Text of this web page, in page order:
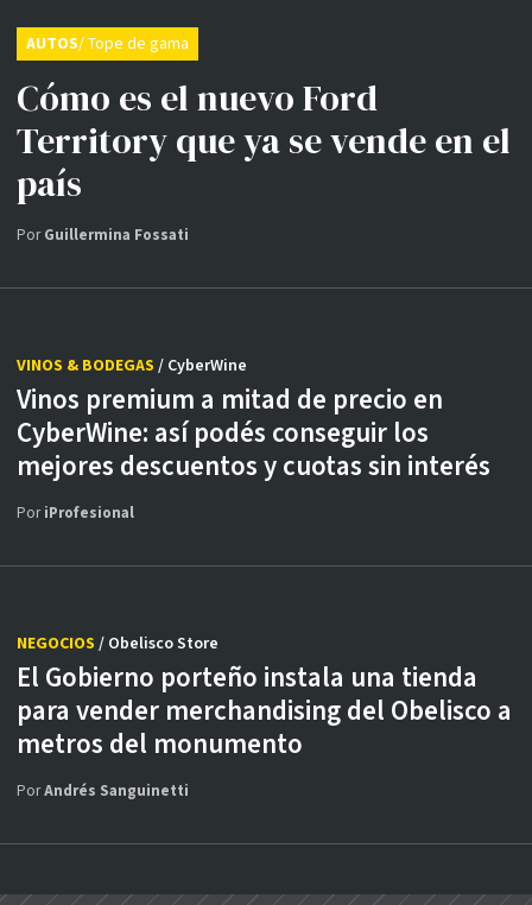
Cómo es el nuevo Ford
Territory que ya se vende en el
país
AUTOS/ Tope de gama
PorGuillermina Fossati
Vinos premium a mitad de precio en
CyberWine: así podés conseguir los
mejores descuentos y cuotas sin interés
VINOS & BODEGAS / CyberWine
PoriProfesional
El Gobierno porteño instala una tienda
para vender merchandising del Obelisco a
metros del monumento
NEGOCIOS / Obelisco Store
PorAndrés Sanguinetti